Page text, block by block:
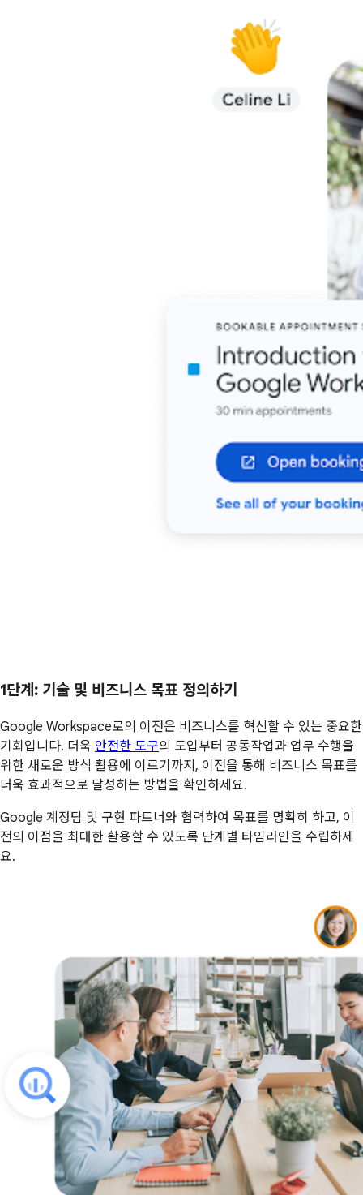
1단계 : 기술 및 비즈니스 목표 정의하기
Google Workspace로의 이전은 비즈니스를 혁신할 수 있는 중요한
기회입니다. 더욱 안전한 도구의 도입부터 공동작업과 업무 수행을
위한 새로운 방식 활용에 이르기까지, 이전을 통해 비즈니스 목표를
더욱 효과적으로 달성하는 방법을 확인하세요.
Google 계정팀 및 구현 파트너와 협력하여 목표를 명확히 하고, 이
전의 이점을 최대한 활용할 수 있도록 단계별 타임라인을 수립하세
요.